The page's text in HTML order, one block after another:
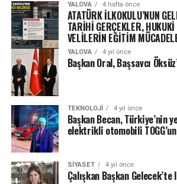
YALOVA 4 hafta önce
ATATÜRK İLKOKULU’NUN
TARİHİ GERÇEKLER, HUKUKİ
VELİLERİN EĞİTİM
YALOVA 4 yıl önce
Başkan Oral, Başsavcı
TEKNOLOJI 4 yıl önce
Başkan Becan, Türkiye’nin
elektrikli otomobili TOGG’un
SIYASET 4 yıl önce
Çalışkan Başkan